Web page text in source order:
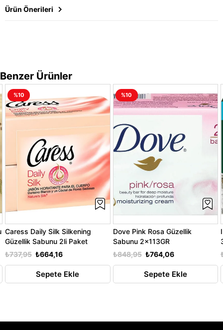
Ürün Önerileri
Benzer Ürünler
Caress Daily Silk Silkening
Güzellik Sabunu 2li Paket
₺664,16
₺737,95
Sepete Ekle
%10
Dove Pink Rosa Güzellik
Sabunu 2x113GR
₺764,06
₺848,95
Sepete Ekle
%10